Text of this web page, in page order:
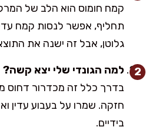
קמח חומוס הוא הלב של
תחליף, אפשר לנסות קמח
גלוטן, אבל זה ישנה את
למה הגונדי שלי יצא קשה?
בדרך כלל זה מכדרור דחוס
חזקה. שמרו על בעבוע עדין
בידיים.